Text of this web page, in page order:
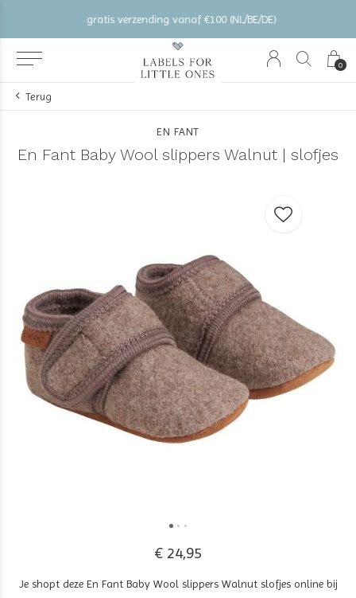
0
gratis verzending vanaf €100 (NL/BE/DE)
Terug
EN FANT
En Fant Baby Wool slippers Walnut | slofjes
€ 24,95
Je shopt deze En Fant Baby Wool slippers Walnut slofjes online bij